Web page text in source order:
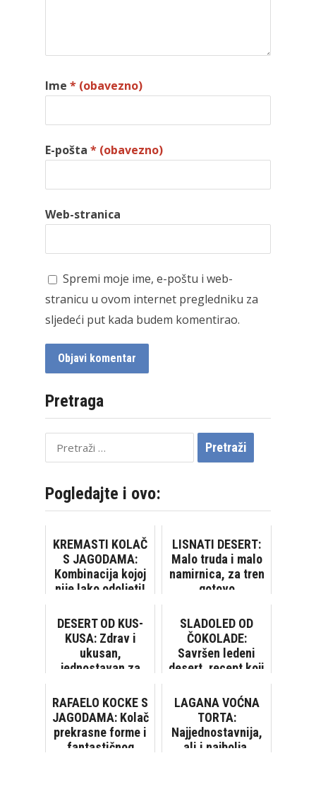
Ime * (obavezno)
E-pošta * (obavezno)
Web-stranica
Spremi moje ime, e-poštu i web-
stranicu u ovom internet pregledniku za
sljedeći put kada budem komentirao.
Pretraga
Pretraži:
Pogledajte i ovo:
KREMASTI KOLAČ
S JAGODAMA:
Kombinacija kojoj
nije lako odoljeti!
LISNATI DESERT:
Malo truda i malo
namirnica, za tren
gotovo
DESERT OD KUS-
KUSA: Zdrav i
ukusan,
jednostavan za
SLADOLED OD
ČOKOLADE:
Savršen ledeni
desert, recept koji
RAFAELO KOCKE S
JAGODAMA: Kolač
prekrasne forme i
fantastičnog
LAGANA VOĆNA
TORTA:
Najjednostavnija,
ali i najbolja,